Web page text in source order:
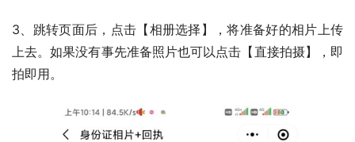
3、跳转页面后，点击【相册选择】，将准备好的相片上传
上去。如果没有事先准备照片也可以点击【直接拍摄】，即
拍即用。